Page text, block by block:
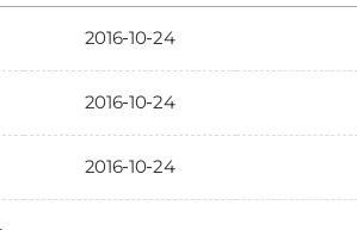
2016-10-24
2016-10-24
2016-10-24